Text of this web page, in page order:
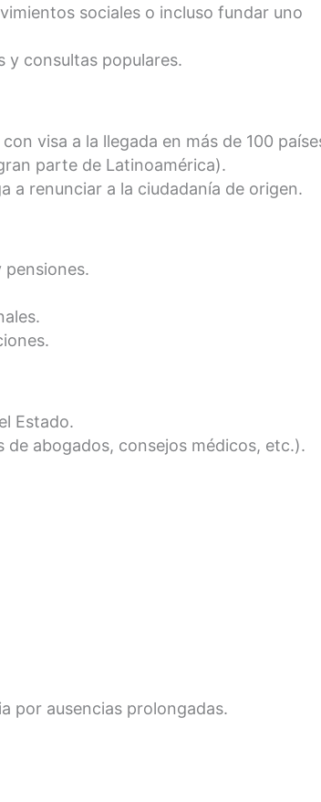
sociales o incluso fundar uno
y consultas populares.
visa a la llegada en más de 100
parte de Latinoamérica).
a renunciar a la ciudadanía de origen.
pensiones.
Estado.
abogados, consejos médicos, etc.).
por ausencias prolongadas.